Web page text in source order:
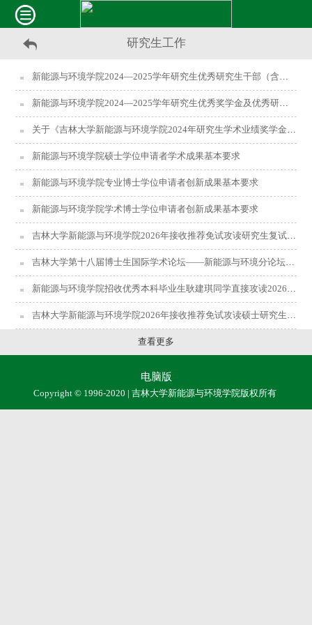
研究生工作
新能源与环境学院2024—2025学年研究生优秀研究生干部（含院级）公示
新能源与环境学院2024—2025学年研究生优秀奖学金及优秀研究生公示
关于《吉林大学新能源与环境学院2024年研究生学术业绩奖学金评定工作实施细则》的公示
新能源与环境学院硕士学位申请者学术成果基本要求
新能源与环境学院专业博士学位申请者创新成果基本要求
新能源与环境学院学术博士学位申请者创新成果基本要求
吉林大学新能源与环境学院2026年接收推荐免试攻读研究生复试录取工作办法
吉林大学第十八届博士生国际学术论坛——新能源与环境分论坛征稿的通知
新能源与环境学院招收优秀本科毕业生耿建琪同学直接攻读2026年博士学位研究生的公示
吉林大学新能源与环境学院2026年接收推荐免试攻读硕士研究生预报名的通知
查看更多
电脑版
Copyright © 1996-2020 | 吉林大学新能源与环境学院版权所有